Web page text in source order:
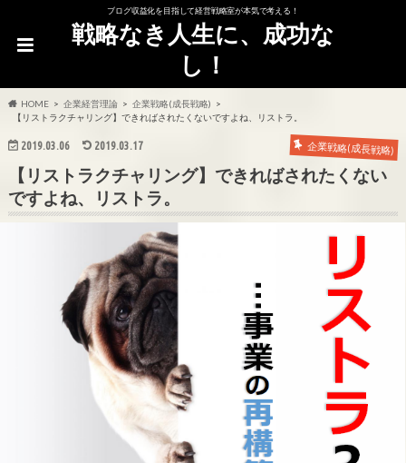
ブログ収益化を目指して経営戦略室が本気で考える！
戦略なき人生に、成功な
し！
HOME 企業経営理論
企業戦略(成長戦略)
【リストラクチャリング】できればされたくないですよね、リストラ。
2019.03.06 2019.03.17 企業戦略(成長戦略)
【リストラクチャリング】できればされたくない
ですよね、リストラ。